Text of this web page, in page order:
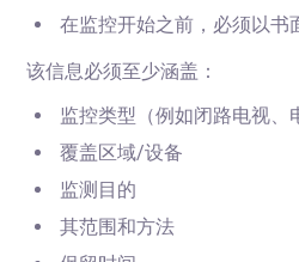
在监控开始之前，必须以书
该信息必须至少涵盖：
监控类型（例如闭路电视、
覆盖区域/设备
监测目的
其范围和方法